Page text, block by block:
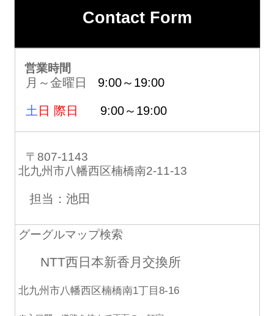
Contact Form
営業時間
月～金曜日 9:00～19:00
土 日 際日 9:00～19:00
〒807-1143
北九州市八幡西区楠橋南2-11-13
担当：池田
グーグルマップ検索
NTT西日本新香月交換所
北九州市八幡西区楠橋南1丁目8-16